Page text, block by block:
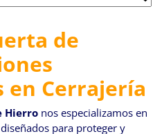
de
en Cerrajería
Hierro nos especializamos en
para proteger y